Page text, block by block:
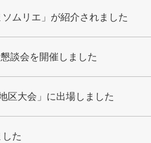
ムリエ」が紹介されました
談会を開催しました
区大会」に出場しました
た